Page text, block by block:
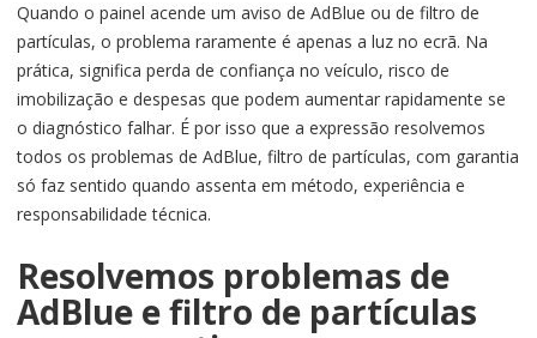
Quando o painel acende um aviso de AdBlue ou de filtro de
partículas, o problema raramente é apenas a luz no ecrã. Na
prática, significa perda de confiança no veículo, risco de
imobilização e despesas que podem aumentar rapidamente se
o diagnóstico falhar. É por isso que a expressão resolvemos
todos os problemas de AdBlue, filtro de partículas, com garantia
só faz sentido quando assenta em método, experiência e
responsabilidade técnica.
Resolvemos problemas de
AdBlue e filtro de partículas